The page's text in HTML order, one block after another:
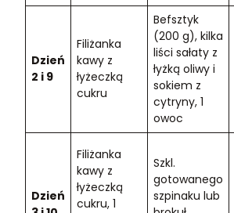
Dzień
2 i 9
Filiżanka
kawy z
łyżeczką
cukru
Befsztyk
(200 g), kilka
liści sałaty z
łyżką oliwy i
sokiem z
cytryny, 1
owoc
Dzień
Filiżanka
kawy z
łyżeczką
cukru, 1
Szkl.
gotowanego
szpinaku lub